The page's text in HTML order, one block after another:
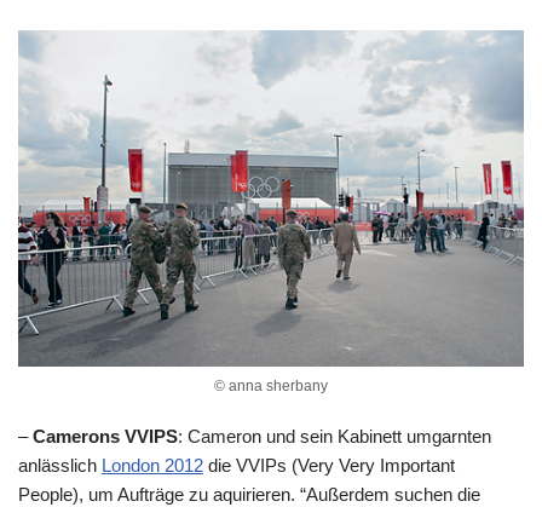
© anna sherbany
–Camerons VVIPS: Cameron und sein Kabinett umgarnten
anlässlich London 2012 die VVIPs (Very Very Important
People), um Aufträge zu aquirieren. “Außerdem suchen die